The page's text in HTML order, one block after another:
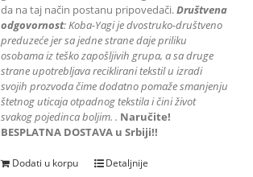
da na taj način postanu pripovedači.Društvena
odgovornost: Koba-Yagi je dvostruko-društveno
preduzeće jer sa jedne strane daje priliku
osobama iz teško zapošljivih grupa, a sa druge
strane upotrebljava reciklirani tekstil u izradi
svojih prozvoda čime dodatno pomaže smanjenju
štetnog uticaja otpadnog tekstila i čini život
svakog pojedinca boljim. . Naručite!
BESPLATNA DOSTAVA u Srbiji!!
Dodati u korpu Detaljnije